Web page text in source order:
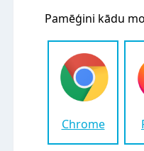
Pamēģini kādu
Chrome